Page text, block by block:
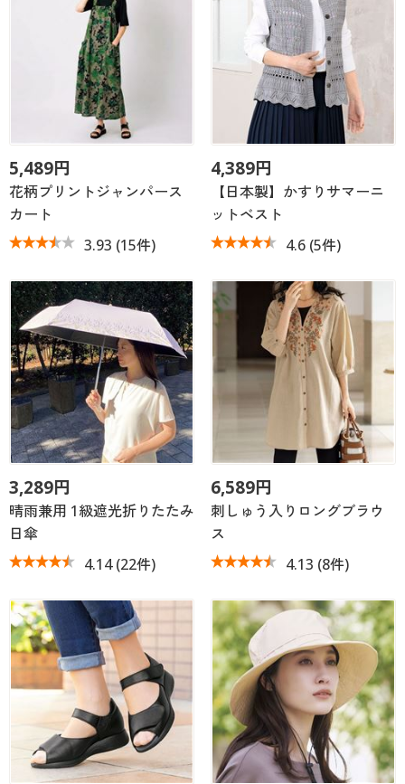
5,489円
花柄プリントジャンパース
カート
3.93 (15件)
4,389円
【日本製】かすりサマーニ
ットベスト
4.6(5件)
3,289円
晴雨兼用 1級遮光折りたたみ
日傘
4.14(22件)
6,589円
刺しゅう入りロングブラウ
ス
4.13 (8件)